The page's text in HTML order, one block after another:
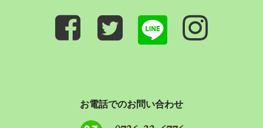
お電話でのお問い合わせ